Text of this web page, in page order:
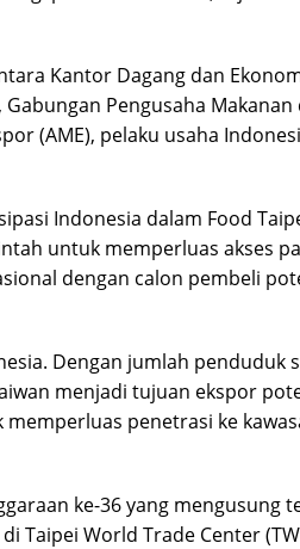
Kantor Dagang dan
Pengusaha Makanan
(AME), pelaku usaha
Indonesia dalam Food
untuk memperluas akses
dengan calon pembeli
Dengan jumlah penduduk
menjadi tujuan ekspor
penetrasi ke
ke-36 yang mengusung
Taipei World Trade Center